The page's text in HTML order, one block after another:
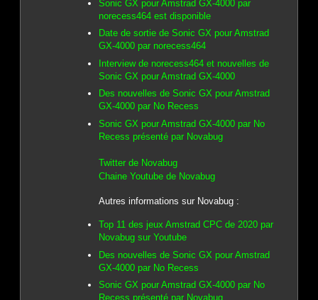
Sonic GX pour Amstrad GX-4000 par
norecess464 est disponible
Date de sortie de Sonic GX pour Amstrad
GX-4000 par norecess464
Interview de norecess464 et nouvelles de
Sonic GX pour Amstrad GX-4000
Des nouvelles de Sonic GX pour Amstrad
GX-4000 par No Recess
Sonic GX pour Amstrad GX-4000 par No
Recess présenté par Novabug
Twitter de Novabug
Chaine Youtube de Novabug
Autres informations sur Novabug :
Top 11 des jeux Amstrad CPC de 2020 par
Novabug sur Youtube
Des nouvelles de Sonic GX pour Amstrad
GX-4000 par No Recess
Sonic GX pour Amstrad GX-4000 par No
Recess présenté par Novabug